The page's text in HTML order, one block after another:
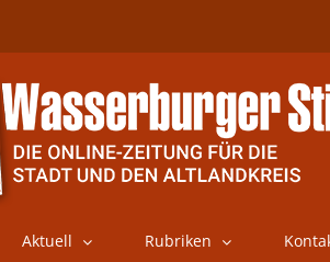
Aktuell Rubriken